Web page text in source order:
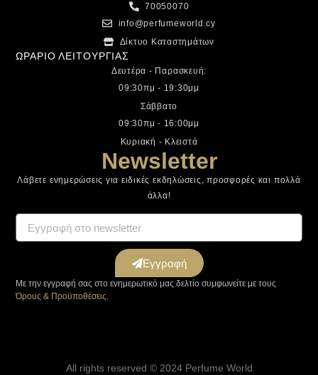
70050070
info@perfumeworld.cy
Δίκτυο Καταστημάτων
ΩΡΑΡΙΟ ΛΕΙΤΟΥΡΓΙΑΣ
Δευτέρα - Παρασκευή:
09:30πμ - 19:30μμ
Σάββατο
09:30πμ - 16:00μμ
Κυριακή - Κλειστά
Newsletter
Λάβετε ενημερώσεις για ειδικές εκδηλώσεις, προσφορές και πολλά
άλλα!
Εγγραφή
Με την εγγραφή σας στο ενημερωτικό μας δελτίο συμφωνείτε με τους
Όρους & Προϋποθέσεις.
All rights reserved © 2024 Perfume World